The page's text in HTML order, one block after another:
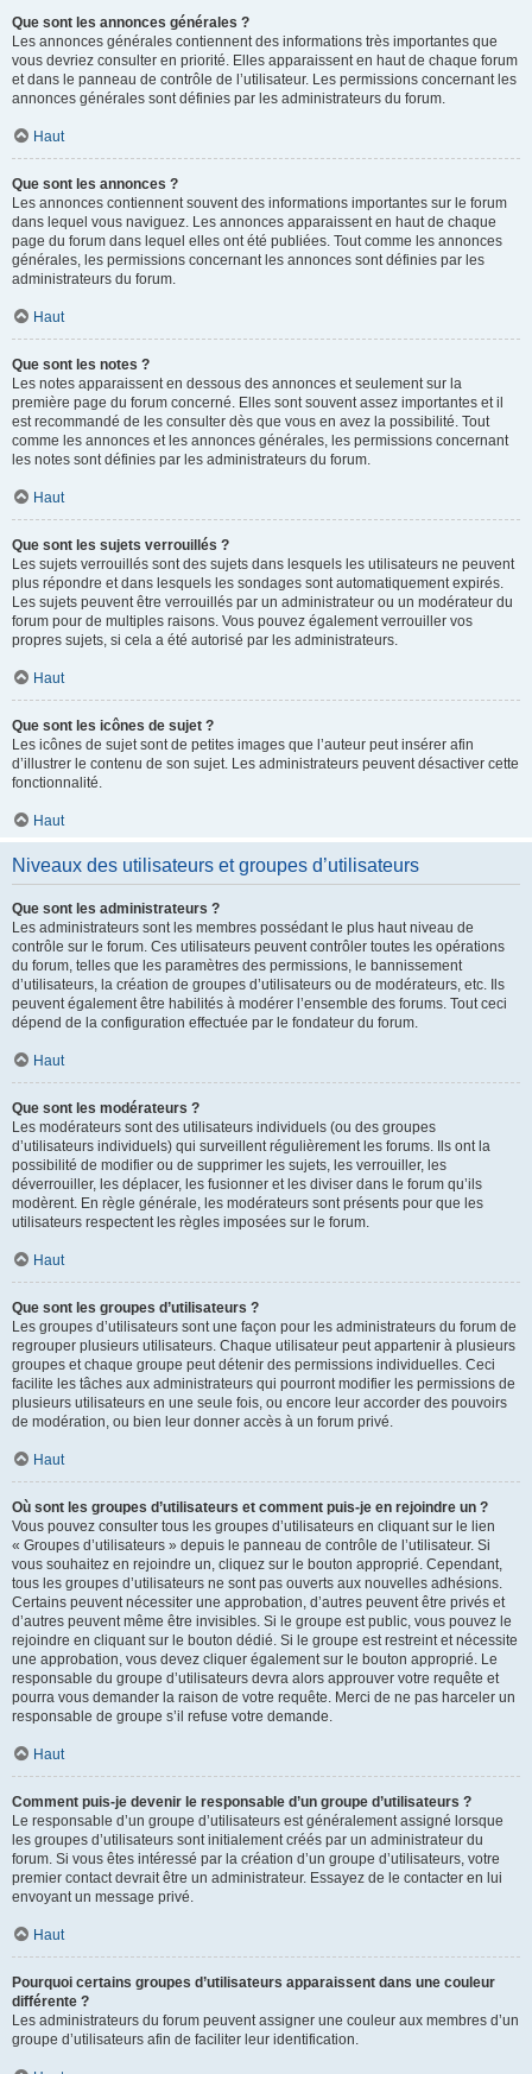
Que sont les annonces générales ?
Les annonces générales contiennent des informations très importantes que
vous devriez consulter en priorité. Elles apparaissent en haut de chaque forum
et dans le panneau de contrôle de l’utilisateur. Les permissions concernant les
annonces générales sont définies par les administrateurs du forum.
Haut
Que sont les annonces ?
Les annonces contiennent souvent des informations importantes sur le forum
dans lequel vous naviguez. Les annonces apparaissent en haut de chaque
page du forum dans lequel elles ont été publiées. Tout comme les annonces
générales, les permissions concernant les annonces sont définies par les
administrateurs du forum.
Haut
Que sont les notes ?
Les notes apparaissent en dessous des annonces et seulement sur la
première page du forum concerné. Elles sont souvent assez importantes et il
est recommandé de les consulter dès que vous en avez la possibilité. Tout
comme les annonces et les annonces générales, les permissions concernant
les notes sont définies par les administrateurs du forum.
Haut
Que sont les sujets verrouillés ?
Les sujets verrouillés sont des sujets dans lesquels les utilisateurs ne peuvent
plus répondre et dans lesquels les sondages sont automatiquement expirés.
Les sujets peuvent être verrouillés par un administrateur ou un modérateur du
forum pour de multiples raisons. Vous pouvez également verrouiller vos
propres sujets, si cela a été autorisé par les administrateurs.
Haut
Que sont les icônes de sujet ?
Les icônes de sujet sont de petites images que l’auteur peut insérer afin
d’illustrer le contenu de son sujet. Les administrateurs peuvent désactiver cette
fonctionnalité.
Haut
Niveaux des utilisateurs et groupes d’utilisateurs
Que sont les administrateurs ?
Les administrateurs sont les membres possédant le plus haut niveau de
contrôle sur le forum. Ces utilisateurs peuvent contrôler toutes les opérations
du forum, telles que les paramètres des permissions, le bannissement
d’utilisateurs, la création de groupes d’utilisateurs ou de modérateurs, etc. Ils
peuvent également être habilités à modérer l’ensemble des forums. Tout ceci
dépend de la configuration effectuée par le fondateur du forum.
Haut
Que sont les modérateurs ?
Les modérateurs sont des utilisateurs individuels (ou des groupes
d’utilisateurs individuels) qui surveillent régulièrement les forums. Ils ont la
possibilité de modifier ou de supprimer les sujets, les verrouiller, les
déverrouiller, les déplacer, les fusionner et les diviser dans le forum qu’ils
modèrent. En règle générale, les modérateurs sont présents pour que les
utilisateurs respectent les règles imposées sur le forum.
Haut
Que sont les groupes d’utilisateurs ?
Les groupes d’utilisateurs sont une façon pour les administrateurs du forum de
regrouper plusieurs utilisateurs. Chaque utilisateur peut appartenir à plusieurs
groupes et chaque groupe peut détenir des permissions individuelles. Ceci
facilite les tâches aux administrateurs qui pourront modifier les permissions de
plusieurs utilisateurs en une seule fois, ou encore leur accorder des pouvoirs
de modération, ou bien leur donner accès à un forum privé.
Haut
Où sont les groupes d’utilisateurs et comment puis-je en rejoindre un ?
Vous pouvez consulter tous les groupes d’utilisateurs en cliquant sur le lien
« Groupes d’utilisateurs » depuis le panneau de contrôle de l’utilisateur. Si
vous souhaitez en rejoindre un, cliquez sur le bouton approprié. Cependant,
tous les groupes d’utilisateurs ne sont pas ouverts aux nouvelles adhésions.
Certains peuvent nécessiter une approbation, d’autres peuvent être privés et
d’autres peuvent même être invisibles. Si le groupe est public, vous pouvez le
rejoindre en cliquant sur le bouton dédié. Si le groupe est restreint et nécessite
une approbation, vous devez cliquer également sur le bouton approprié. Le
responsable du groupe d’utilisateurs devra alors approuver votre requête et
pourra vous demander la raison de votre requête. Merci de ne pas harceler un
responsable de groupe s’il refuse votre demande.
Haut
Comment puis-je devenir le responsable d’un groupe d’utilisateurs ?
Le responsable d’un groupe d’utilisateurs est généralement assigné lorsque
les groupes d’utilisateurs sont initialement créés par un administrateur du
forum. Si vous êtes intéressé par la création d’un groupe d’utilisateurs, votre
premier contact devrait être un administrateur. Essayez de le contacter en lui
envoyant un message privé.
Haut
Pourquoi certains groupes d’utilisateurs apparaissent dans une couleur
différente ?
Les administrateurs du forum peuvent assigner une couleur aux membres d’un
groupe d’utilisateurs afin de faciliter leur identification.